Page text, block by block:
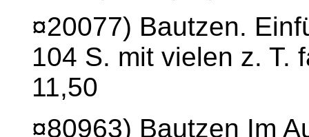
¤20077) Bautzen.
104 S. mit vielen z. T.
11,50
¤80963) Bautzen Im